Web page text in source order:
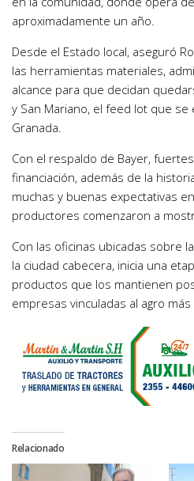
aproximadamente un año.
Desde el Estado local, aseguró
las herramientas materiales,
alcance para que decidan
y San Mariano, el feed lot que
Granada.
Con el respaldo de Bayer,
financiación, además de la
muchas y buenas expectativas
productores comenzaron a
Con las oficinas ubicadas sobre
la ciudad cabecera, inicia una
productos que los mantienen
empresas vinculadas al agro
Relacionado